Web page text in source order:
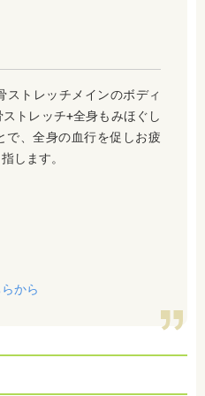
ストレッチメインのボディ
トレッチ+全身もみほぐし
で、全身の血行を促しお疲
します。
から